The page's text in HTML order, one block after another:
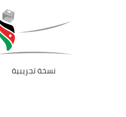
نسخة تجريبية